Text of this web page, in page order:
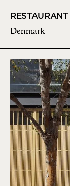
Denmark